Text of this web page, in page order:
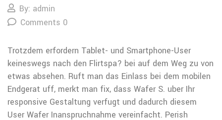
By: admin
Comments 0
Trotzdem erfordern Tablet- und Smartphone-User
keineswegs nach den Flirtspa? bei auf dem Weg zu von
etwas absehen. Ruft man das Einlass bei dem mobilen
Endgerat uff, merkt man fix, dass Wafer S. uber Ihr
responsive Gestaltung verfugt und dadurch diesem
User Wafer Inanspruchnahme vereinfacht. Perish